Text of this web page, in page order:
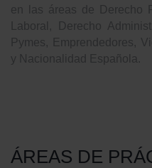
en las áreas de Derecho
Laboral, Derecho
Pymes, Emprendedores,
y Nacionalidad Española.
ÁREAS DE